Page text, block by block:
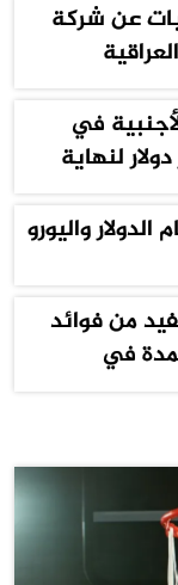
عن شركة
في
مليار دولار لنهاية
الدولار واليورو
من فوائد
في